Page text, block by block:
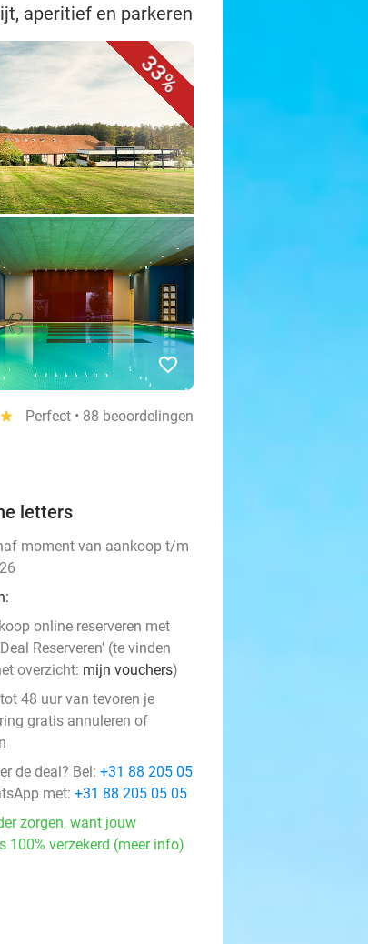
aperitief en parkeren
33%
favorite_border
star Perfect • 88 beoordelingen
letters
moment van aankoop t/m
online reserveren met
Reserveren' (te vinden
overzicht: mijn vouchers)
48 uur van tevoren je
gratis annuleren of
de deal? Bel: +31 88 205 05
met: +31 88 205 05 05
zorgen, want jouw
100% verzekerd (meer info)